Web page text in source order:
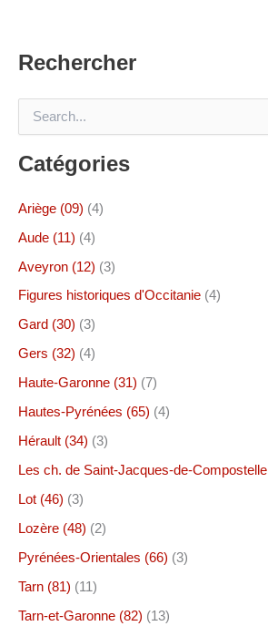
Rechercher
h
c
h
r
Catégories
Ariège (09) (4)
Aude (11) (4)
Aveyron (12) (3)
Figures historiques d'Occitanie (4)
Gard (30) (3)
Gers (32) (4)
Haute-Garonne (31) (7)
Hautes-Pyrénées (65) (4)
Hérault (34) (3)
Les ch. de Saint-Jacques-de-Compostelle
Lot (46) (3)
Lozère (48) (2)
Pyrénées-Orientales (66) (3)
Tarn (81) (11)
Tarn-et-Garonne (82) (13)